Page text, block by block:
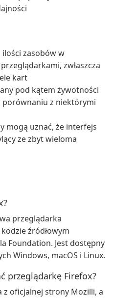
zasobów w
zwłaszcza
kart
pod kątem żywotności
z niektórymi
mogą uznać, że interfejs
ze zbyt wieloma
przeglądarka
źródłowym
Foundation. Jest dostępny
Windows, macOS i Linux.
przeglądarkę Firefox?
z oficjalnej strony Mozilli, a